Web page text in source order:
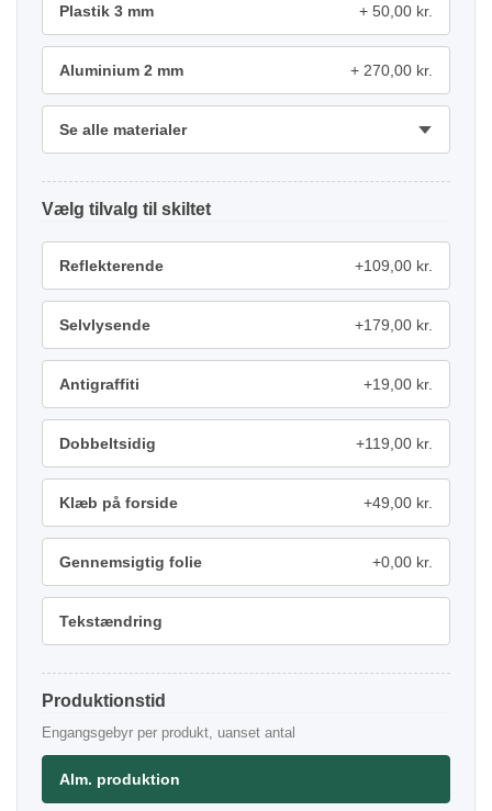
Plastik 3 mm 50,00 kr.
Aluminium 2 mm 270,00 kr.
Se alle materialer
tilvalg
Reflekterende +109,00 kr.
Selvlysende +179,00 kr.
Antigraffiti +19,00 kr.
Dobbeltsidig +119,00 kr.
Klæb på forside +49,00 kr.
Gennemsigtig folie +0,00 kr.
Tekstændring
Produktionstid
Engangsgebyr per produkt, uanset antal
Alm. produktion